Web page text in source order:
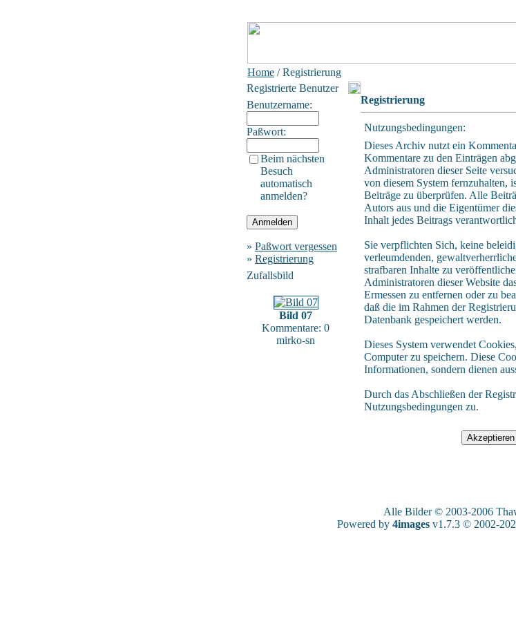
Home / Registrierung
Registrierte Benutzer
Benutzername:
Paßwort:
Beim nächsten
Besuch
automatisch
anmelden?
» Paßwort vergessen
» Registrierung
Zufallsbild
Bild 07
Kommentare: 0
mirko-sn
Registrierung
Nutzungsbedingungen:
Dieses Archiv nutzt ein
Kommentare zu den Einträgen
Administratoren dieser Seite
von diesem System fernzuhalten,
Beiträge zu überprüfen. Alle
Autors aus und die Eigentümer
Inhalt jedes Beitrags
Sie verpflichten Sich, keine
verleumdenden,
strafbaren Inhalte zu
Administratoren dieser Website
Ermessen zu entfernen oder zu
daß die im Rahmen der
Datenbank gespeichert werden.
Dieses System verwendet
Computer zu speichern. Diese
Informationen, sondern dienen
Durch das Abschließen der
Nutzungsbedingungen zu.
Alle Bilder © 2003-2006
Powered by 4imagesv1.7.3 © 2002-